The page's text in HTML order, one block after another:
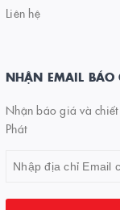
Liên hệ
NHẬN EMAIL BÁO
Nhận báo giá và
Phát